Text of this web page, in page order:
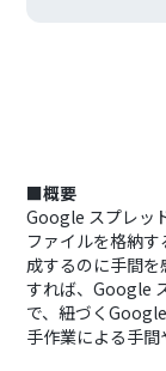
■概要
Google スプレッ
ファイルを格納
成するのに手間
すれば、Google
で、紐づく
手作業による手間